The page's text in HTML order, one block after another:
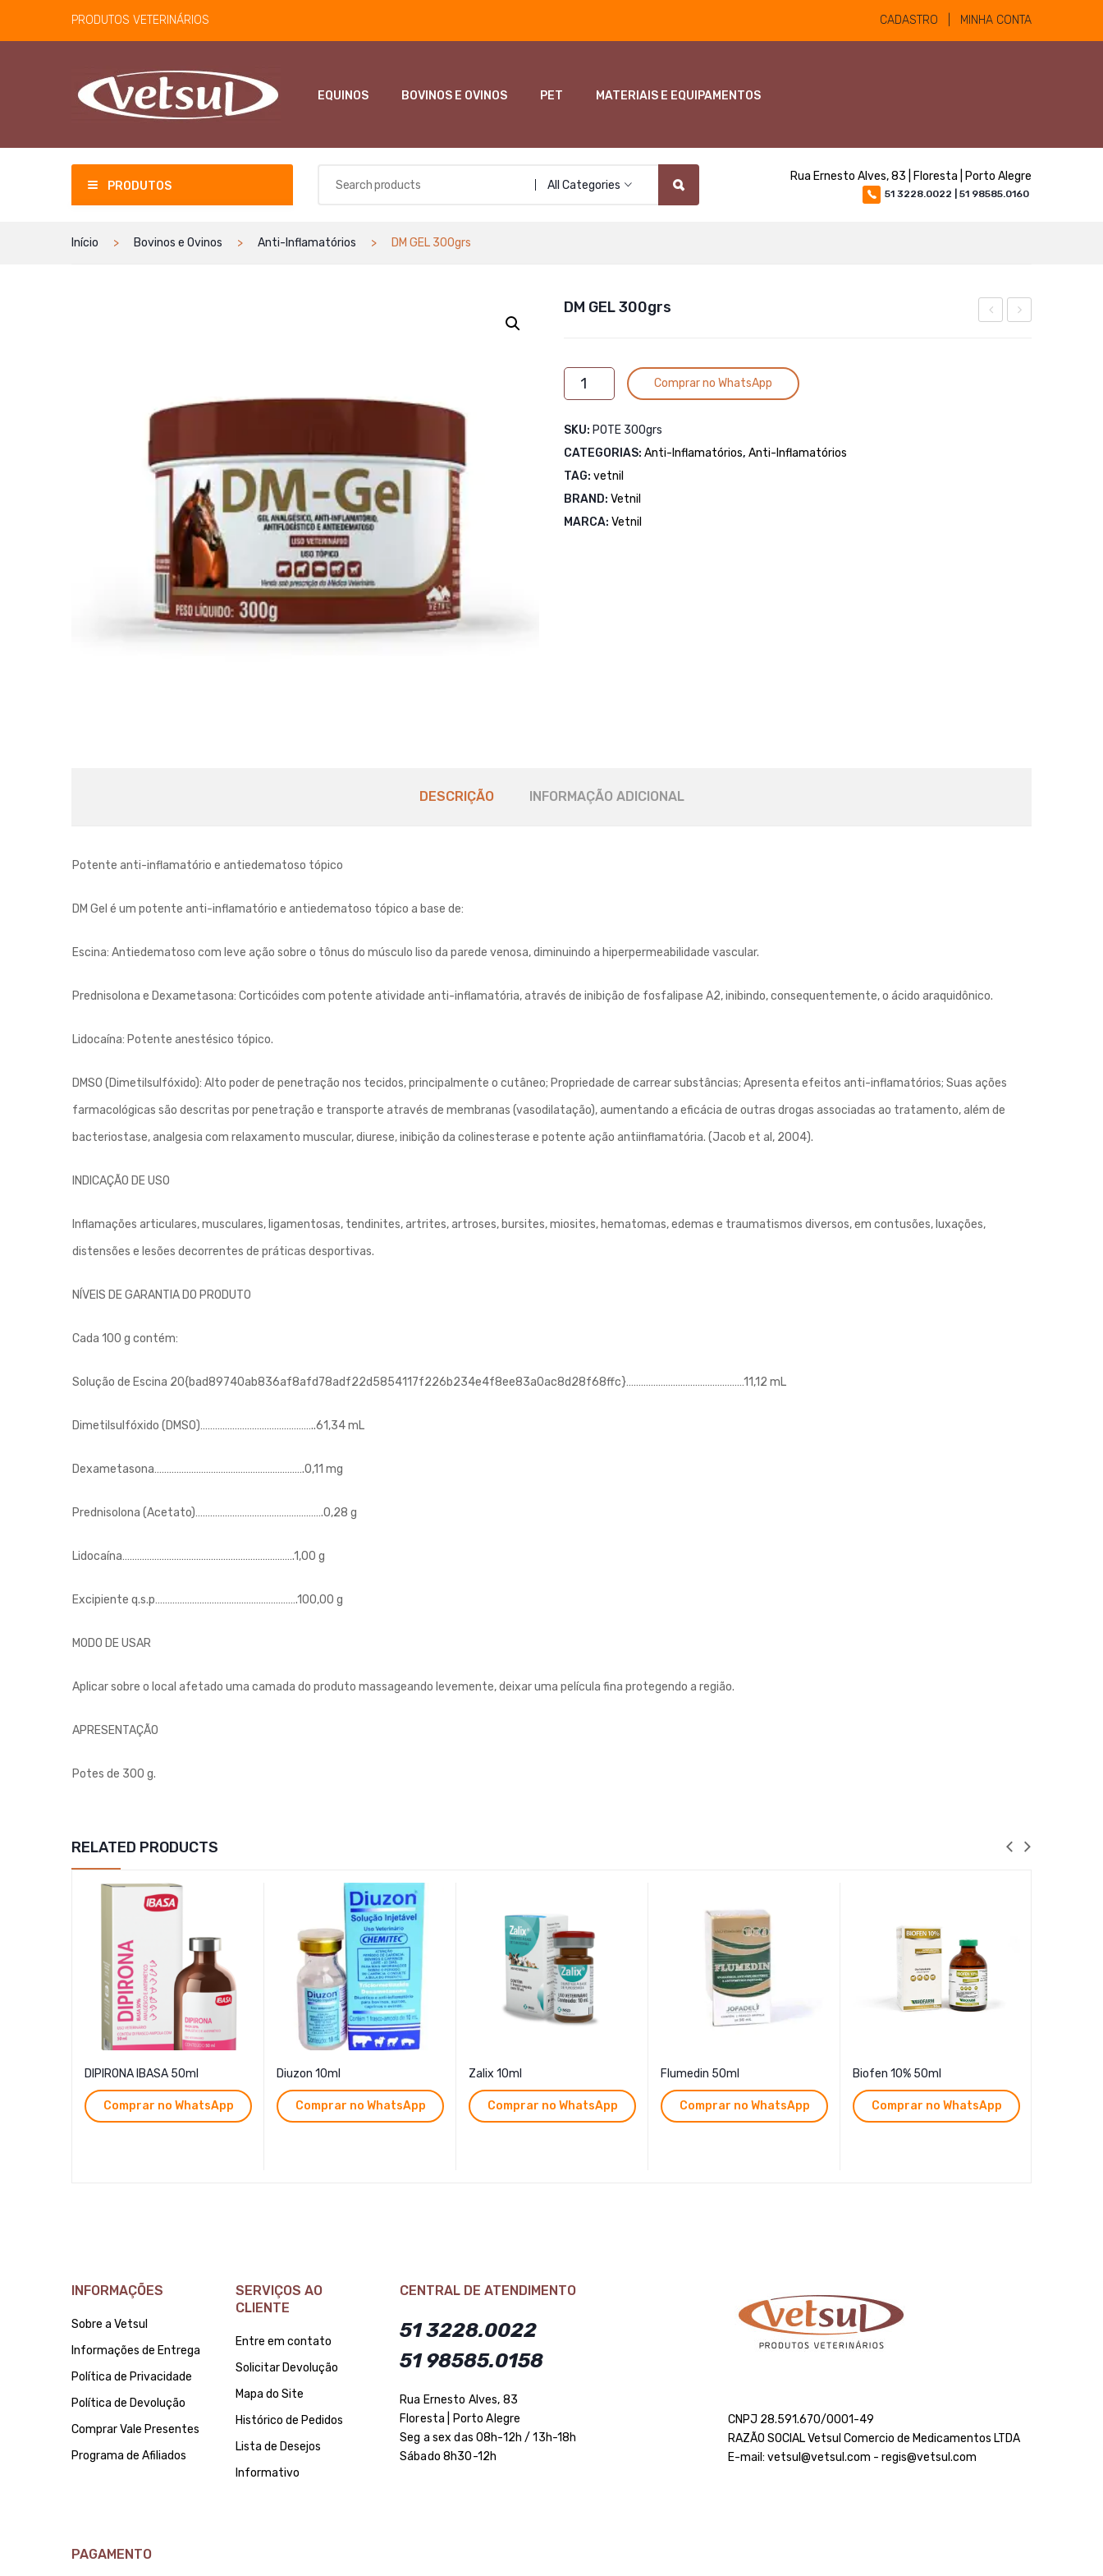
PRODUTOS VETERINÁRIOS CADASTRO | MINHA CONTA
EQUINOS BOVINOS E OVINOS PET MATERIAIS E EQUIPAMENTOS
PRODUTOS All Categories
Rua Ernesto Alves, 83 | Floresta | Porto Alegre
51 3228.0022 | 51 98585.0160
Início Bovinos e Ovinos Anti-Inflamatórios DM GEL 300grs
DM GEL 300grs
GEL
quantidade
Comprar no WhatsApp
SKU: POTE 300grs
CATEGORIAS: Anti-Inflamatórios, Anti-Inflamatórios
TAG: vetnil
BRAND: Vetnil
MARCA: Vetnil
DESCRIÇÃO INFORMAÇÃO ADICIONAL
Potente anti-inflamatório e antiedematoso tópico
DM Gel é um potente anti-inflamatório e antiedematoso tópico a base de:
Escina: Antiedematoso com leve ação sobre o tônus do músculo liso da parede venosa, diminuindo a hiperpermeabilidade vascular.
Prednisolona e Dexametasona: Corticóides com potente atividade anti-inflamatória, através de inibição de fosfalipase A2, inibindo, consequentemente, o ácido araquidônico.
Lidocaína: Potente anestésico tópico.
DMSO (Dimetilsulfóxido): Alto poder de penetração nos tecidos, principalmente o cutâneo; Propriedade de carrear substâncias; Apresenta efeitos anti-inflamatórios; Suas ações
farmacológicas são descritas por penetração e transporte através de membranas (vasodilatação), aumentando a eficácia de outras drogas associadas ao tratamento, além de
bacteriostase, analgesia com relaxamento muscular, diurese, inibição da colinesterase e potente ação antiinflamatória. (Jacob et al, 2004).
INDICAÇÃO DE USO
Inflamações articulares, musculares, ligamentosas, tendinites, artrites, artroses, bursites, miosites, hematomas, edemas e traumatismos diversos, em contusões, luxações,
distensões e lesões decorrentes de práticas desportivas.
NÍVEIS DE GARANTIA DO PRODUTO
Cada 100 g contém:
Solução de Escina 20{bad89740ab836af8afd78adf22d5854117f226b234e4f8ee83a0ac8d28f68ffc}…………………………………………11,12 mL
Dimetilsulfóxido (DMSO)………………………………………..61,34 mL
Dexametasona…………………………………………………….0,11 mg
Prednisolona (Acetato)…………………………………………….0,28 g
Lidocaína…………………………………………………………….1,00 g
Excipiente q.s.p………………………………………………….100,00 g
MODO DE USAR
Aplicar sobre o local afetado uma camada do produto massageando levemente, deixar uma película fina protegendo a região.
APRESENTAÇÃO
Potes de 300 g.
RELATED PRODUCTS
DIPIRONA IBASA 50ml
Comprar no WhatsApp
Diuzon 10ml
Comprar no WhatsApp
Zalix 10ml
Comprar no WhatsApp
Flumedin 50ml
Comprar no WhatsApp
Biofen 10% 50ml
Comprar no WhatsApp
INFORMAÇÕES
Sobre a Vetsul
Informações de Entrega
Política de Privacidade
Política de Devolução
Comprar Vale Presentes
Programa de Afiliados
SERVIÇOS AO
CLIENTE
Entre em contato
Solicitar Devolução
Mapa do Site
Histórico de Pedidos
Lista de Desejos
Informativo
CENTRAL DE ATENDIMENTO
51 3228.0022
51 98585.0158
Rua Ernesto Alves, 83
Floresta | Porto Alegre
Seg a sex das 08h-12h / 13h-18h
Sábado 8h30-12h
CNPJ 28.591.670/0001-49
RAZÃO SOCIAL Vetsul Comercio de Medicamentos LTDA
E-mail: vetsul@vetsul.com - regis@vetsul.com
PAGAMENTO